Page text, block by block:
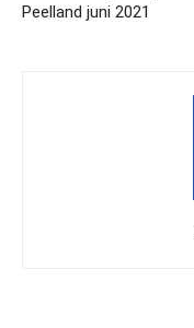
Peelland juni 2021